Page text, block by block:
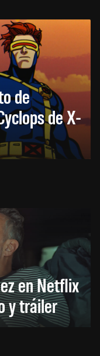
de
de X-
en Netflix
y tráiler